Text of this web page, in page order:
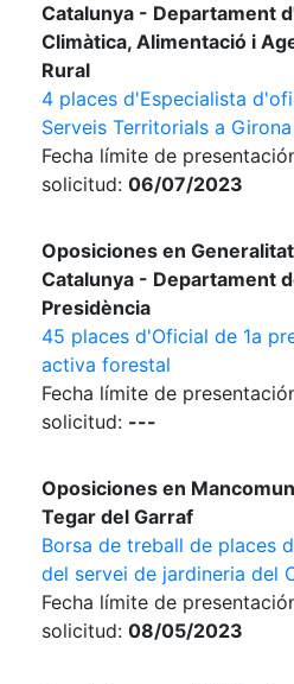
Catalunya - Departament
Climàtica, Alimentació i
Rural
4 places d'Especialista
Serveis Territorials a Girona
Fecha límite de
solicitud: 06/07/2023
Oposiciones en
Catalunya - Departament
Presidència
45 places d'Oficial de 1a
activa forestal
Fecha límite de
solicitud: ---
Oposiciones en
Tegar del Garraf
Borsa de treball de places
del servei de jardineria del
Fecha límite de
solicitud: 08/05/2023